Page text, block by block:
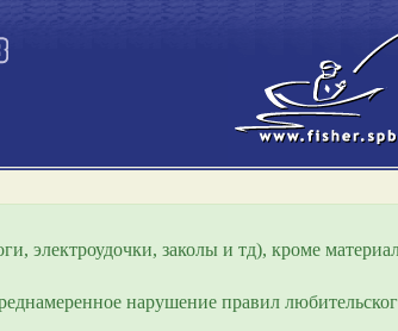
электроудочки, заколы и тд), кроме
нарушение правил